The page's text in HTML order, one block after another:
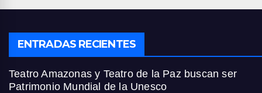
ENTRADAS RECIENTES
Teatro Amazonas y Teatro de la Paz buscan ser
Patrimonio Mundial de la Unesco